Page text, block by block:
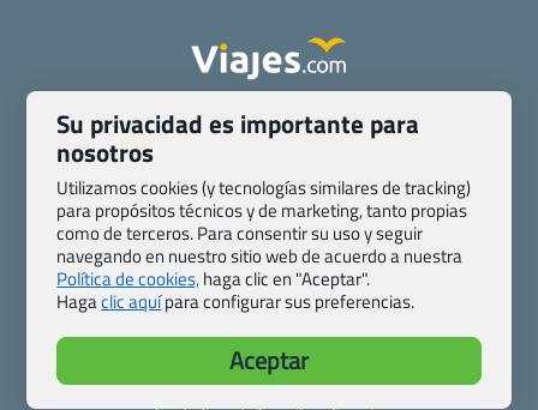
Quienes somos
Contacto
Pasaporte, Visado, Salud y otras disposiciones específicas
Blog de Viajes.com
Registro de agencias
Preguntas frecuentes
Condiciones generales
Política de privacidad y cookies
Transparencia
Todas las páginas – sitemap
Viajes.com
Last Minute Express S.L.U.
c/ Drago, CC HLS, Local 13
38660 Miraverde – Adeje
Su privacidad es importante para
nosotros
Utilizamos cookies (y tecnologías similares de tracking)
para propósitos técnicos y de marketing, tanto propias
como de terceros. Para consentir su uso y seguir
navegando en nuestro sitio web de acuerdo a nuestra
Política de cookies,haga clic en "Aceptar".
Hagaclic aquípara configurar sus preferencias.
Aceptar